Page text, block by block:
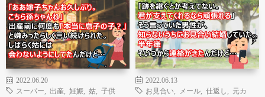
2022.06.20
スーパー
出産 妊娠 姑 子供
2022.06.13
お見合い
メール 仕返し
元カ